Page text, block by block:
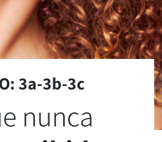
3a-3b-3c
nunca